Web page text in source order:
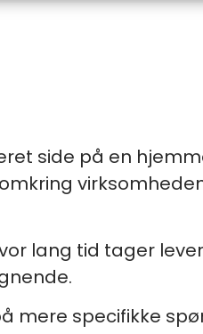
side på en
lang tid tager
mere specifikke